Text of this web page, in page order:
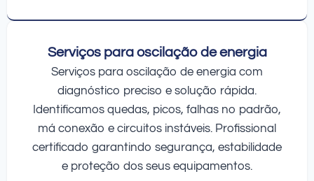
Serviços para oscilação de energia
Serviços para oscilação de energia com
diagnóstico preciso e solução rápida.
Identificamos quedas, picos, falhas no padrão,
má conexão e circuitos instáveis. Profissional
certificado garantindo segurança, estabilidade
e proteção dos seus equipamentos.